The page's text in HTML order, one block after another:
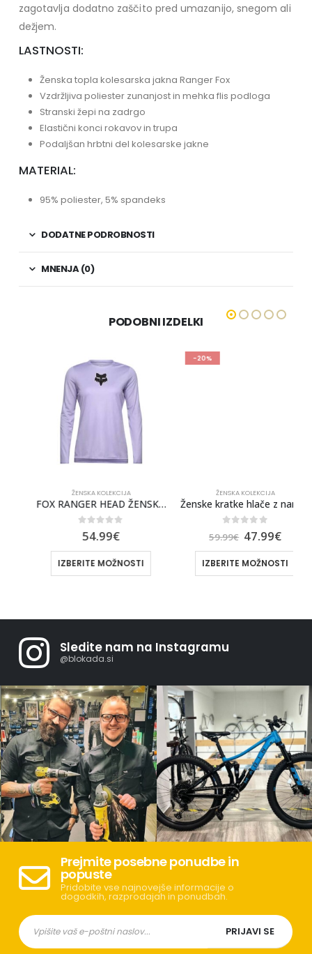
zagotavlja dodatno zaščito pred umazanijo, snegom ali
dežjem.
LASTNOSTI:
Ženska topla kolesarska jakna Ranger Fox
Vzdržljiva poliester zunanjost in mehka flis podloga
Stranski žepi na zadrgo
Elastični konci rokavov in trupa
Podaljšan hrbtni del kolesarske jakne
MATERIAL:
95% poliester, 5% spandeks
DODATNE PODROBNOSTI
MNENJA (0)
PODOBNI IZDELKI
ŽENSKA KOLEKCIJA
FOX RANGER HEAD ŽENSKA MAJICA Z DOLGIMI ROKAVI
out of 5
54.99€
IZBERITE MOŽNOSTI
-20%
ŽENSKA KOLEKCIJA
Ženske kratke hlače z naramnicami F FAME LADY z vložkom, Črna-Roza
out of 5
59.99€ 47.99€
IZBERITE MOŽNOSTI
Sledite nam na Instagramu
@blokada.si
Prejmite posebne ponudbe in
popuste
Pridobite vse najnovejše informacije o
dogodkih, razprodajah in ponudbah.